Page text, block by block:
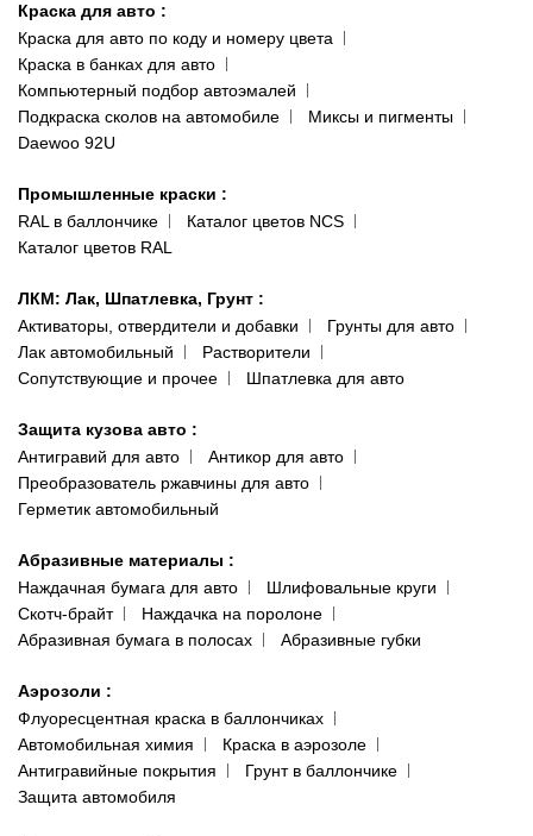
093 611-39-23
(ориентир: Интайм №40)
Одесса
пр-т Акад. Глушко, 29
066 554-97-70
Доставка и оплата
Сотрудничество
Наши публикации
Публичная оферта
Политика конфиденциальности
Краска для авто :
Краска для авто по коду и номеру цвета
Краска в банках для авто
Компьютерный подбор автоэмалей
Подкраска сколов на автомобиле
Миксы и пигменты
Daewoo 92U
Промышленные краски :
RAL в баллончике
Каталог цветов NCS
Каталог цветов RAL
ЛКМ: Лак, Шпатлевка, Грунт :
Активаторы, отвердители и добавки
Грунты для авто
Лак автомобильный
Растворители
Сопутствующие и прочее
Шпатлевка для авто
Защита кузова авто :
Антигравий для авто
Антикор для авто
Преобразователь ржавчины для авто
Герметик автомобильный
Абразивные материалы :
Наждачная бумага для авто
Шлифовальные круги
Скотч-брайт
Наждачка на поролоне
Абразивная бумага в полосах
Абразивные губки
Аэрозоли :
Флуоресцентная краска в баллончиках
Автомобильная химия
Краска в аэрозоле
Антигравийные покрытия
Грунт в баллончике
Защита автомобиля